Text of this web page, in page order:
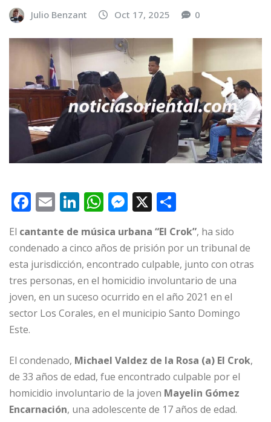
Julio Benzant Oct 17, 2025 0
F
c
e
b
o
o
E
m
ai
l
Li
k
e
dI
n
W
h
at
s
A
p
p
M
e
ss
e
n
g
e
X
o
m
p
ar
ti
r
El cantante de música urbana “El Crok”, ha sido
condenado a cinco años de prisión por un tribunal de
esta jurisdicción, encontrado culpable, junto con otras
tres personas, en el homicidio involuntario de una
joven, en un suceso ocurrido en el año 2021 en el
sector Los Corales, en el municipio Santo Domingo
Este.
El condenado, Michael Valdez de la Rosa (a) El Crok,
de 33 años de edad, fue encontrado culpable por el
homicidio involuntario de la joven Mayelin Gómez
Encarnación, una adolescente de 17 años de edad.